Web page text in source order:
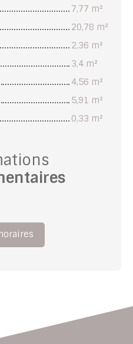
7,77 m²
20,78 m²
2,36 m²
3,4 m²
4,56 m²
5,91 m²
0,33 m²